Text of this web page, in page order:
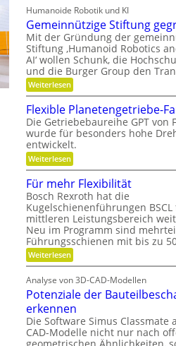
r
ä
z
i
s
i
o
i
i
t
ä
t
,
D
y
n
a
m
k
u
n
d
P
l
a
t
z
e
i
F
r
i
s
t
e
n
e
i
n
e
V
e
r
a
t
w
o
r
t
u
n
Humanoide Robotik und KI
Gemeinnützige Stiftung
Mit der Gründung der
Stiftung ‚Humanoid Robotics
AI‘ wollen Schunk, die
und die Burger Group den
Weiterlesen:
G
e
m
e
i
n
n
ü
t
z
i
g
e
S
t
i
f
t
n
g
g
e
g
r
ü
Flexible Planetengetriebe-
Die Getriebebaureihe GPT von
wurde für besonders hohe
entwickelt.
Weiterlesen:
F
e
x
i
b
l
e
P
l
a
e
t
e
n
g
e
Für mehr Flexibilität
Bosch Rexroth hat die
Kugelschienenführungen
mittleren Leistungsbereich
Neu im Programm sind
Führungsschienen mit bis zu
Weiterlesen:
F
r
m
h
r
F
l
Analyse von 3D-CAD-Modellen
Potenziale der
erkennen
Die Software Simus Classmate
CAD-Modelle nicht nur nach